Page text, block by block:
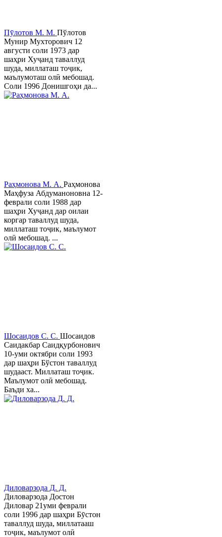
Пӯлотов М. М. Пўлотов
Мунир Мухторович 12
августи соли 1973 дар
шаҳри Хуҷанд таваллуд
шуда, миллаташ тоҷик,
маълумоташ олӣ мебошад.
Соли 1996 Донишгоҳи да...
Раҳмонова М. А. Раҳмонова
Маҳфуза Абдуманоновна 12-
феврали соли 1988 дар
шаҳри Хуҷанд дар оилаи
коргар таваллуд шуда,
миллаташ тоҷик, маълумот
олӣ мебошад. ...
Шосаидов С. С. Шосаидов
Саидакбар Саидқурбонович
10-уми октябри соли 1993
дар шаҳри Бўстон таваллуд
шудааст. Миллаташ тоҷик.
Маълумот олӣ мебошад.
Баъди ха...
Диловарзода Д. Д.
Диловарзода Достон
Диловар 21уми феврали
соли 1996 дар шаҳри Бӯстон
таваллуд шуда, миллатааш
тоҷик, маълумот олӣ